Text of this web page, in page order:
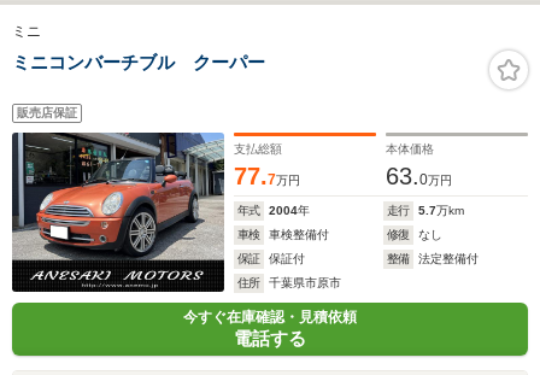
ミニ
ミニコンバーチブル クーパー
販売店保証
支払総額
77.7万円
本体価格
63.0万円
年式 2004年 走行 5.7万km
車検
車検整備付 修復
なし
保証
保証付 整備
法定整備付
住所
千葉県市原市
今すぐ在庫確認・見積依頼
電話する